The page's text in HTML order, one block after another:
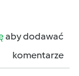
aby dodawać
komentarze